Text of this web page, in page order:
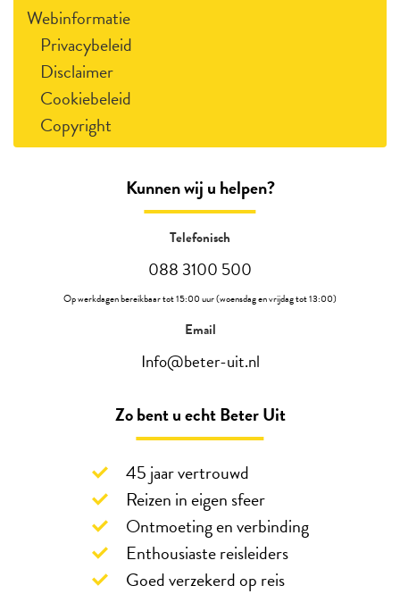
Webinformatie
Privacybeleid
Disclaimer
Cookiebeleid
Copyright
Kunnen wij u helpen?
Telefonisch
088 3100 500
Op werkdagen bereikbaar tot 15:00 uur (woensdag en vrijdag tot 13:00)
Email
Info@beter-uit.nl
Zo bent u echt Beter Uit
45 jaar vertrouwd
Reizen in eigen sfeer
Ontmoeting en verbinding
Enthousiaste reisleiders
Goed verzekerd op reis